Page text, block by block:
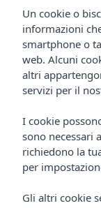
Nel rispetto della
dei dati
forniti
compare in
responsabile è:
Oasi del
In conformità
dei Dati
rettifica,
decisioni
Un cookie o
informazioni
smartphone o
web. Alcuni
altri
servizi per il
I cookie
sono necessari
richiedono la
per
Gli altri cookie
Un cookie o
informazioni
smartphone o
web. Alcuni
altri
servizi per il
I cookie
sono necessari
richiedono la
per
Gli altri cookie